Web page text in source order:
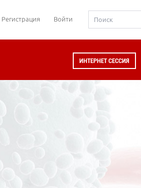
Регистрация Войти
ИНТЕРНЕТ СЕССИЯ